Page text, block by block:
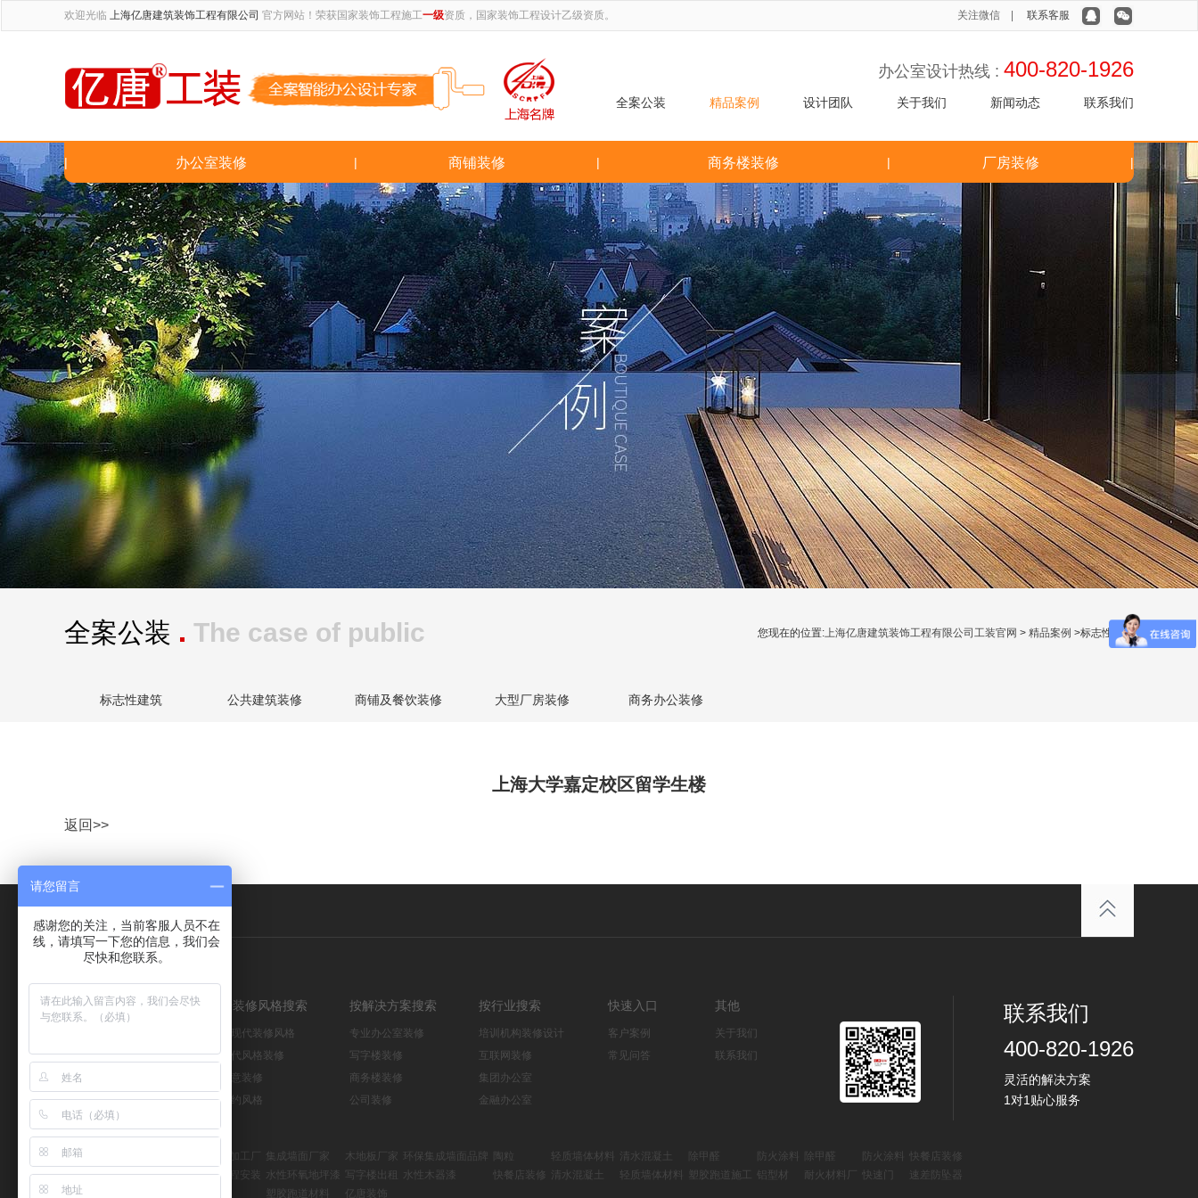
欢迎光临上海亿唐建筑装饰工程有限公司 官方网站！荣获国家装饰工程施工一级资质，国家装饰工程设计乙级资质。 关注微信 |联系客服
办公室设计热线 : 400-820-1926
全案公装 精品案例 设计团队 关于我们 新闻动态 联系我们
| 办公室装修 | 商铺装修 | 商务楼装修 | 厂房装修 |
全案公装 The case of public 您现在的位置:上海亿唐建筑装饰工程有限公司工装官网 > 精品案例 >标志性建筑
标志性建筑 公共建筑装修 商铺及餐饮装修 大型厂房装修 商务办公装修
上海大学嘉定校区留学生楼
返回>>
关于我们 联系我们
按上海装修公司搜索
上海装修网
上海旅游攻略
上海家具
按装修风格搜索
后现代装修风格
现代风格装修
创意装修
简约风格
按解决方案搜索
专业办公室装修
写字楼装修
商务楼装修
公司装修
按行业搜索
培训机构装修设计
互联网装修
集团办公室
金融办公室
快速入口
客户案例
常见问答
其他
关于我们
联系我们
联系我们
400-820-1926
灵活的解决方案
1对1贴心服务
友情链接： 集成墙面厂家 木地板厂家 环保集成墙面品牌 陶粒 轻质墙体材料 清水混凝土 除甲醛 防火涂料 除甲醛 防火涂料
快餐店装修
水性木器漆
机电工程安装 水性环氧地坪漆 写字楼出租 水性木器漆 快餐店装修 清水混凝土 轻质墙体材料 塑胶跑道施工 铝型材 耐火材料厂 快速门
速差防坠器
塑胶跑道材料 亿唐装饰
请您留言
感谢您的关注，当前客服人员不在
线，请填写一下您的信息，我们会
尽快和您联系。